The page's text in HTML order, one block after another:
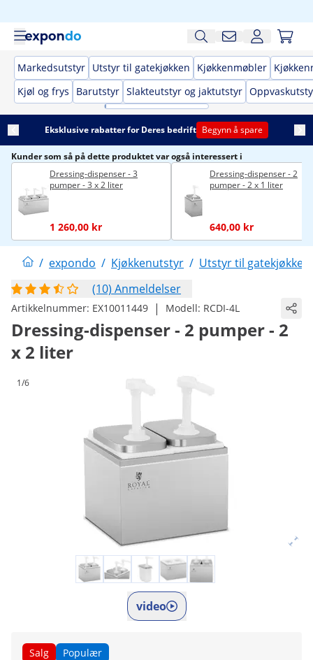
Markedsutstyr Utstyr til gatekjøkken Kjøkkenmøbler
Kjøl og frys
Barutstyr Slakteutstyr og jaktutstyr
Eksklusive rabatter for Deres bedrift Begynn å spare
Kunder som så på dette produktet var også interessert i
Dressing-dispenser - 3
pumper - 3 x 2 liter
1 260,00 kr
Dressing-dispenser - 2
pumper - 2 x 1 liter
640,00 kr
/ expondo / Kjøkkenutstyr / Utstyr til gatekjøkken
(10) Anmeldelser
Artikkelnummer: EX10011449 | Modell: RCDI-4L
Dressing-dispenser - 2 pumper - 2
x 2 liter
1/6
video
Salg Populær